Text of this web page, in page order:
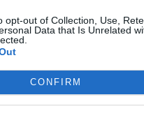
opt-out of Collection, Use,
Data that Is Unrelated
CONFIRM
crece a mayor ritmo
en España y ya
05/08/26 17:31